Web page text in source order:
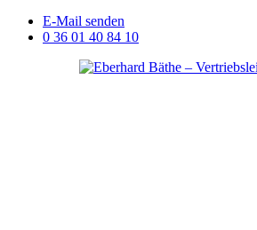
E-Mail senden
0 36 01 40 84 10